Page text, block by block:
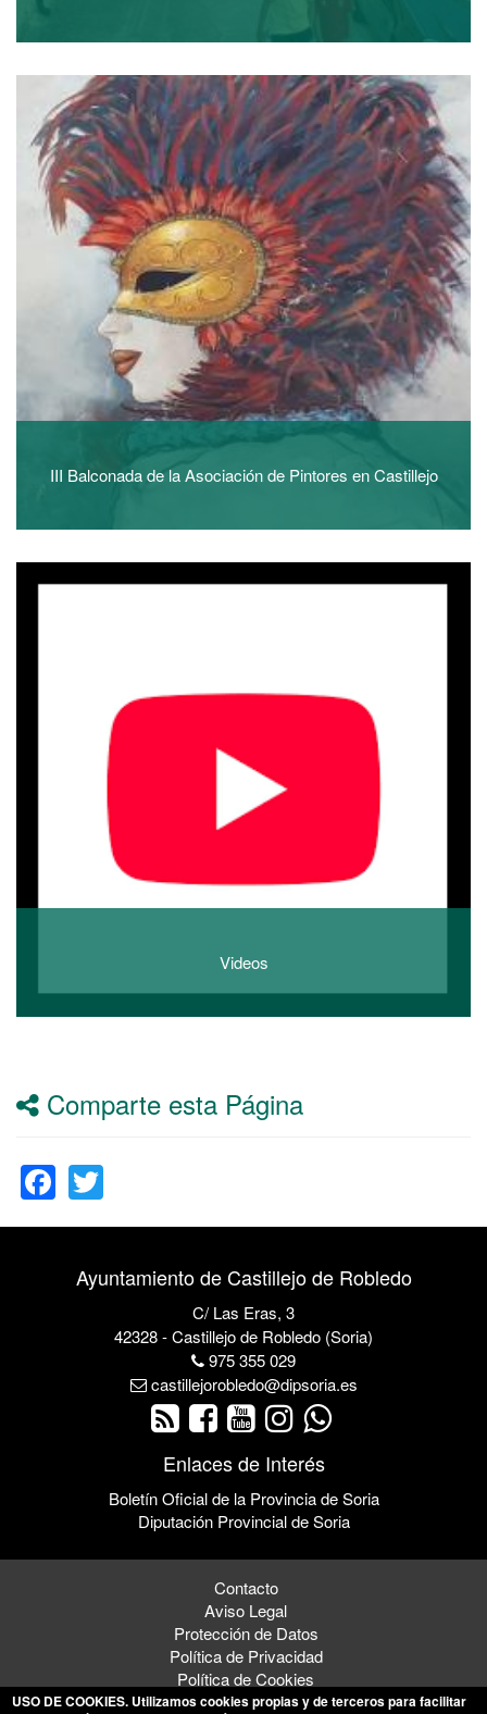
III Balconada de la Asociación de Pintores en Castillejo
Videos
Comparte esta Página
Facebook
Ayuntamiento de Castillejo de Robledo
C/ Las Eras, 3
42328 - Castillejo de Robledo (Soria)
975 355 029
castillejorobledo@dipsoria.es
Enlaces de Interés
Boletín Oficial de la Provincia de Soria
Diputación Provincial de Soria
Contacto
Aviso Legal
Protección de Datos
Política de Privacidad
Política de Cookies
USO DE COOKIES. Utilizamos cookies propias y de terceros para facilitar